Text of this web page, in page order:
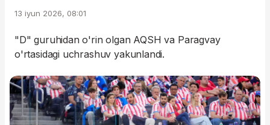
13 iyun 2026, 08:01
"D" guruhidan o'rin olgan AQSH va Paragvay
o'rtasidagi uchrashuv yakunlandi.